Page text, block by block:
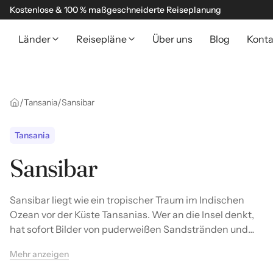
Kostenlose & 100 % maßgeschneiderte Reiseplanung
Länder Reisepläne Über uns Blog
/Tansania/Sansibar
Tansania
Sansibar
Sansibar liegt wie ein tropischer Traum im Indischen
Ozean vor der Küste Tansanias. Wer an die Insel denkt,
hat sofort Bilder von puderweißen Sandstränden und
Strand ist der richtige für Ihre Reise? Die Insel bietet für
Mehr anzeigen